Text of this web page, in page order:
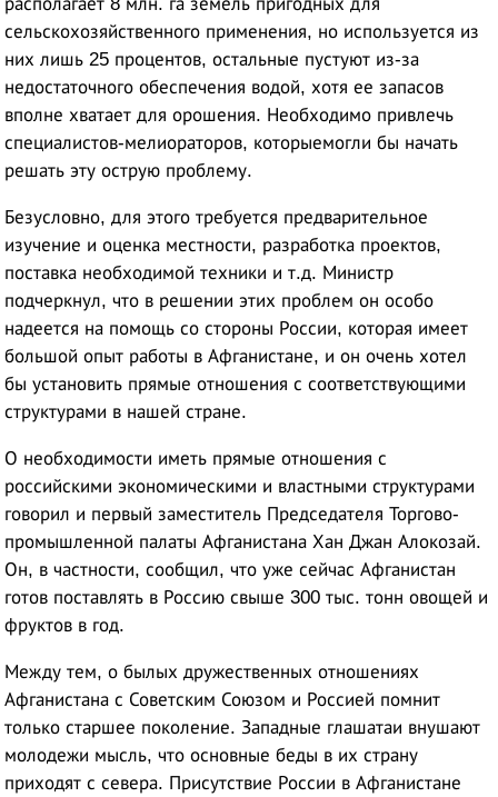
сельскохозяйственного применения, но используется из
них лишь 25 процентов, остальные пустуют из-за
недостаточного обеспечения водой, хотя ее запасов
вполне хватает для орошения. Необходимо привлечь
специалистов-мелиораторов, которыемогли бы начать
решать эту острую проблему.
Безусловно, для этого требуется предварительное
изучение и оценка местности, разработка проектов,
поставка необходимой техники и т.д. Министр
подчеркнул, что в решении этих проблем он особо
надеется на помощь со стороны России, которая имеет
большой опыт работы в Афганистане, и он очень хотел
бы установить прямые отношения с соответствующими
структурами в нашей стране.
О необходимости иметь прямые отношения с
российскими экономическими и властными структурами
говорил и первый заместитель Председателя Торгово-
промышленной палаты Афганистана Хан Джан Алокозай.
Он, в частности, сообщил, что уже сейчас Афганистан
готов поставлять в Россию свыше 300 тыс. тонн овощей и
фруктов в год.
Между тем, о былых дружественных отношениях
Афганистана с Советским Союзом и Россией помнит
только старшее поколение. Западные глашатаи внушают
молодежи мысль, что основные беды в их страну
приходят с севера. Присутствие России в Афганистане